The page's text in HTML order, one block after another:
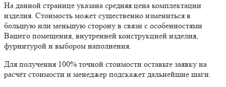
На данной странице указана средняя цена комплектации
изделия. Стоимость может существенно измениться в
большую или меньшую сторону в связи с особенностями
Вашего помещения, внутренней конструкцией изделия,
фурнитурой и выбором наполнения.
Для получения 100% точной стоимости оставьте заявку на
расчёт стоимости и менеджер подскажет дальнейшие шаги.